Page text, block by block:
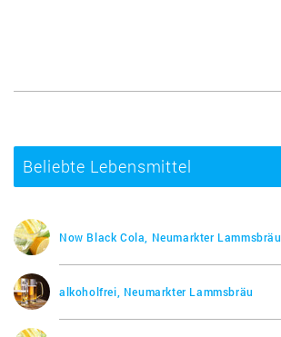
Beliebte Lebensmittel
Now Black Cola, Neumarkter Lammsbräu
alkoholfrei, Neumarkter Lammsbräu